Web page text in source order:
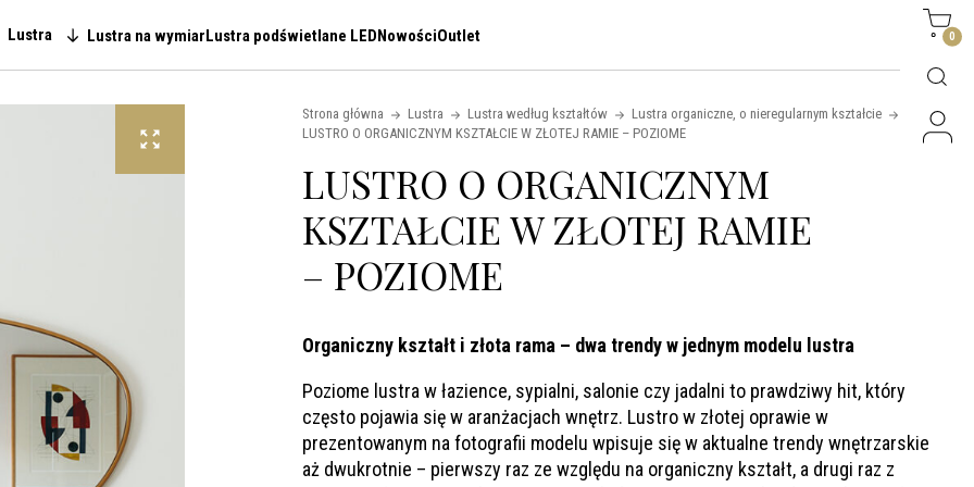
Main navigation
Lustra Lustra na wymiarLustra podświetlane LEDNowościOutlet 0
Strona główna Lustra Lustra według kształtów
Lustra organiczne, o nieregularnym kształcie
LUSTRO O ORGANICZNYM KSZTAŁCIE W ZŁOTEJ RAMIE – POZIOME
LUSTRO O ORGANICZNYM
KSZTAŁCIE W ZŁOTEJ RAMIE
– POZIOME
Organiczny kształt i złota rama – dwa trendy w jednym modelu lustra
Poziome lustra w łazience, sypialni, salonie czy jadalni to prawdziwy hit, który
często pojawia się w aranżacjach wnętrz. Lustro w złotej oprawie w
prezentowanym na fotografii modelu wpisuje się w aktualne trendy wnętrzarskie
aż dwukrotnie – pierwszy raz ze względu na organiczny kształt, a drugi raz z